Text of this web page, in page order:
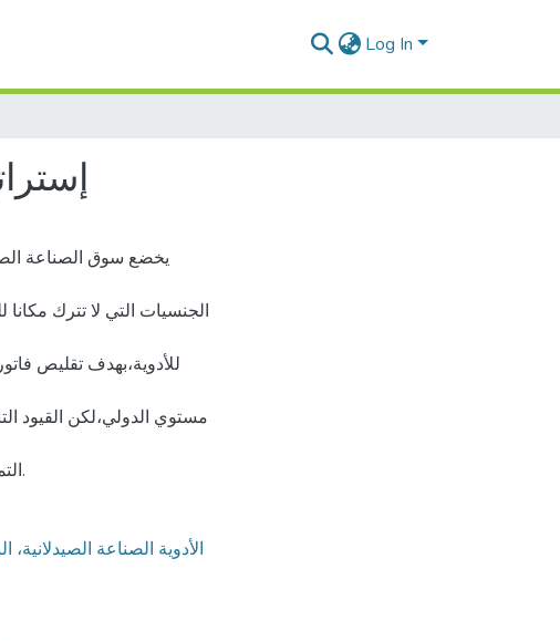
Log In
يخضع سوق الصناعة
الجنسيات التي لا تترك مكانا
للأدوية،بهدف تقليص
مستوي الدولي،لكن القيود
التمييز التكنولوجي كعنصر إستراتيجي للتسويق الصيدلاني.
الأدوية الصناعة